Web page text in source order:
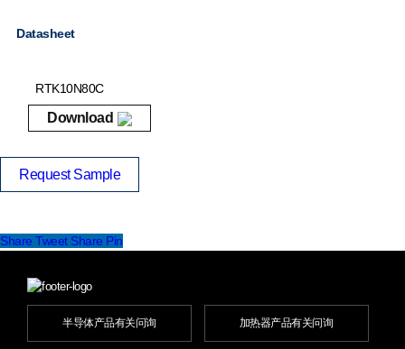
Datasheet
RTK10N80C
Download
Request Sample
Share Tweet Share Pin
半导体产品有关问询 加热器产品有关问询